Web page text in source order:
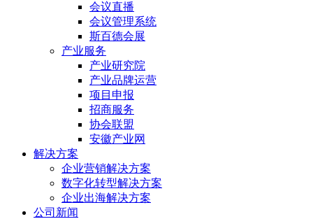
会议直播
会议管理系统
斯百德会展
产业服务
产业研究院
产业品牌运营
项目申报
招商服务
协会联盟
安徽产业网
解决方案
企业营销解决方案
数字化转型解决方案
企业出海解决方案
公司新闻